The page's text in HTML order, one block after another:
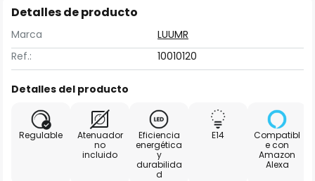
Detalles de producto
Marca
LUUMR
Ref.:
10010120
Detalles del producto
Regulable
Atenuador
no
incluido
Eficiencia
energética
y
durabilida
d
E14
Compatibl
e con
Amazon
Alexa